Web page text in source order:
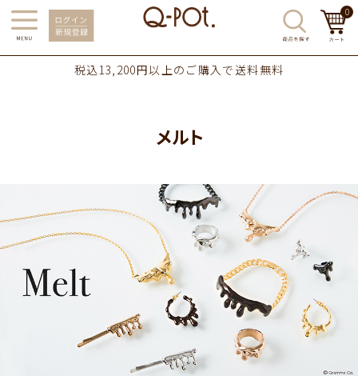
0
税込13,200円以上のご購入で送料無料
メルト